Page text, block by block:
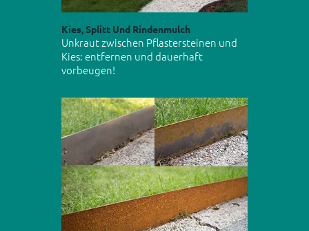
Kies, Splitt Und Rindenmulch
Unkraut zwischen Pflastersteinen und
Kies: entfernen und dauerhaft
vorbeugen!